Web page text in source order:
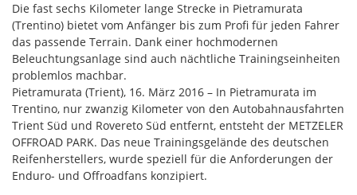
Die fast sechs Kilometer lange Strecke in Pietramurata
(Trentino) bietet vom Anfänger bis zum Profi für jeden Fahrer
das passende Terrain. Dank einer hochmodernen
Beleuchtungsanlage sind auch nächtliche Trainingseinheiten
problemlos machbar.
Pietramurata (Trient), 16. März 2016 – In Pietramurata im
Trentino, nur zwanzig Kilometer von den Autobahnausfahrten
Trient Süd und Rovereto Süd entfernt, entsteht der METZELER
OFFROAD PARK. Das neue Trainingsgelände des deutschen
Reifenherstellers, wurde speziell für die Anforderungen der
Enduro- und Offroadfans konzipiert.